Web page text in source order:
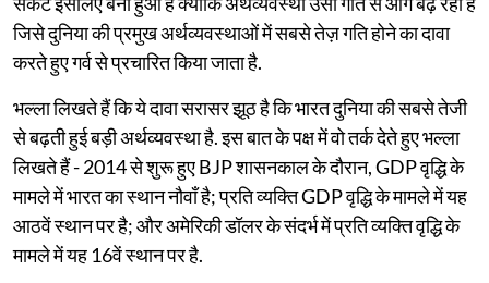
जिसे दुनिया की प्रमुख अर्थव्यवस्थाओं में सबसे तेज़ गति होने का दावा
करते हुए गर्व से प्रचारित किया जाता है.
भल्ला लिखते हैं कि ये दावा सरासर झूठ है कि भारत दुनिया की सबसे तेजी
से बढ़ती हुई बड़ी अर्थव्यवस्था है. इस बात के पक्ष में वो तर्क देते हुए भल्ला
लिखते हैं - 2014 से शुरू हुए BJP शासनकाल के दौरान, GDP वृद्धि के
मामले में भारत का स्थान नौवाँ है; प्रति व्यक्ति GDP वृद्धि के मामले में यह
आठवें स्थान पर है; और अमेरिकी डॉलर के संदर्भ में प्रति व्यक्ति वृद्धि के
मामले में यह 16वें स्थान पर है.